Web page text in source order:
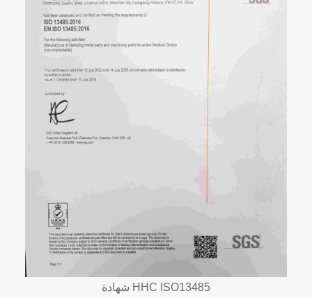
شهادة HHC ISO13485